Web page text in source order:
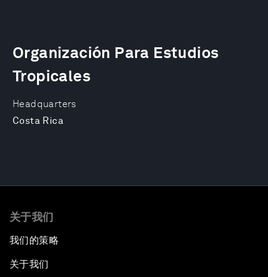
Headquarters
Costa Rica
Organización Para Estudios
Tropicales
关于我们
我们的策略
关于我们